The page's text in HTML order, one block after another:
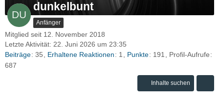
dunkelbunt
Anfänger
Mitglied seit 12. November 2018
Letzte Aktivität: 22. Juni 2026 um 23:35
Beiträge 35 Erhaltene Reaktionen 1 Punkte 191
Profil-Aufrufe
687
Inhalte suchen